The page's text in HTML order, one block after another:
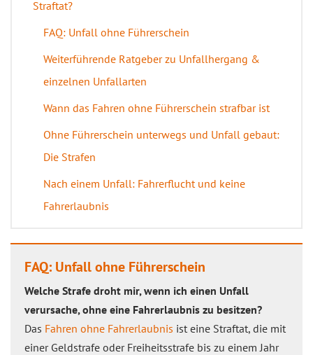
Straftat?
FAQ: Unfall ohne Führerschein
Weiterführende Ratgeber zu Unfallhergang &
einzelnen Unfallarten
Wann das Fahren ohne Führerschein strafbar ist
Ohne Führerschein unterwegs und Unfall gebaut:
Die Strafen
Nach einem Unfall: Fahrerflucht und keine
Fahrerlaubnis
FAQ: Unfall ohne Führerschein
Welche Strafe droht mir, wenn ich einen Unfall
verursache, ohne eine Fahrerlaubnis zu besitzen?
Das Fahren ohne Fahrerlaubnis ist eine Straftat, die mit
einer Geldstrafe oder Freiheitsstrafe bis zu einem Jahr